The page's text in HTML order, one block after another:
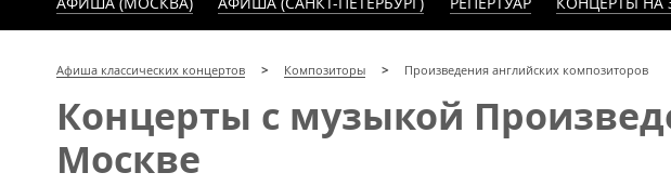
Афиша классических концертов Композиторы Произведения английских композиторов
Концерты с музыкой
Москве